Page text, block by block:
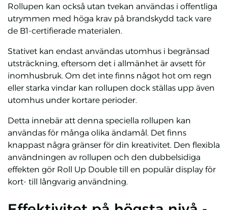
Rollupen kan också utan tvekan användas i offentliga
utrymmen med höga krav på brandskydd tack vare
de B1-certifierade materialen.
Stativet kan endast användas utomhus i begränsad
utsträckning, eftersom det i allmänhet är avsett för
inomhusbruk. Om det inte finns något hot om regn
eller starka vindar kan rollupen dock ställas upp även
utomhus under kortare perioder.
Detta innebär att denna speciella rollupen kan
användas för många olika ändamål. Det finns
knappast några gränser för din kreativitet. Den flexibla
användningen av rollupen och den dubbelsidiga
effekten gör Roll Up Double till en populär display för
kort- till långvarig användning.